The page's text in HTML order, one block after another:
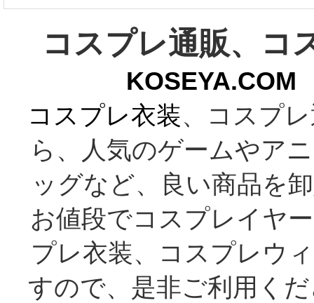
コスプレ通販、コ
コスプレ衣装、コスプ
ら、人気のゲームやア
ッグなど、良い商品を
お値段でコスプレイヤ
プレ衣装、コスプレウ
すので、是非ご利用く